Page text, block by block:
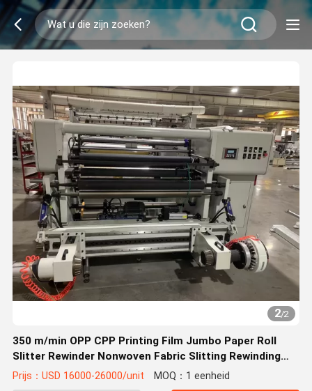
2/2
350 m/min OPP CPP Printing Film Jumbo Paper Roll
Slitter Rewinder Nonwoven Fabric Slitting Rewinding
Machine
Prijs：USD 16000-26000/unit MOQ：1 eenheid